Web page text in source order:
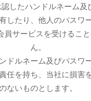
したハンドルネーム及
したり、他人のパスワ
員サービスを受けるこ
ん。
ドルネーム及びパスワ
任を持ち、当社に損害
ないものとします。